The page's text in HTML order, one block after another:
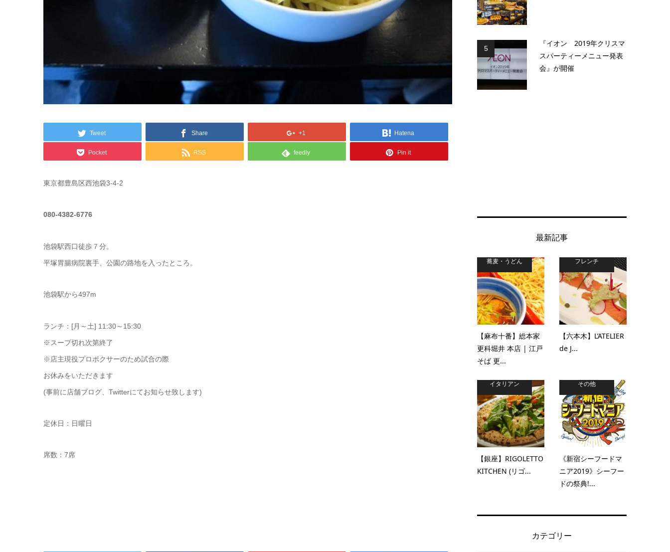
Tweet Share +1 Hatena
Pocket RSS feedly Pin it
東京都豊島区西池袋3-4-2
080-4382-6776
池袋駅西口徒歩７分。
平塚胃腸病院裏手、公園の路地を入ったところ。
池袋駅から497m
ランチ：[月～土] 11:30～15:30
※スープ切れ次第終了
※店主現役プロボクサーのため試合の際
お休みをいただきます
(事前に店舗ブログ、Twitterにてお知らせ致します)
定休日：日曜日
席数：7席
5
『イオン 2019年クリスマ
スパーティーメニュー発表
会』が開催
最新記事
蕎麦・うどん
【麻布十番】総本家
更科堀井 本店 | 江戸
そば 更...
フレンチ
【六本木】L’ATELIER
de J...
イタリアン
【銀座】RIGOLETTO
KITCHEN (リゴ...
その他
《新宿シーフードマ
ニア2019》シーフー
ドの祭典!...
カテゴリー